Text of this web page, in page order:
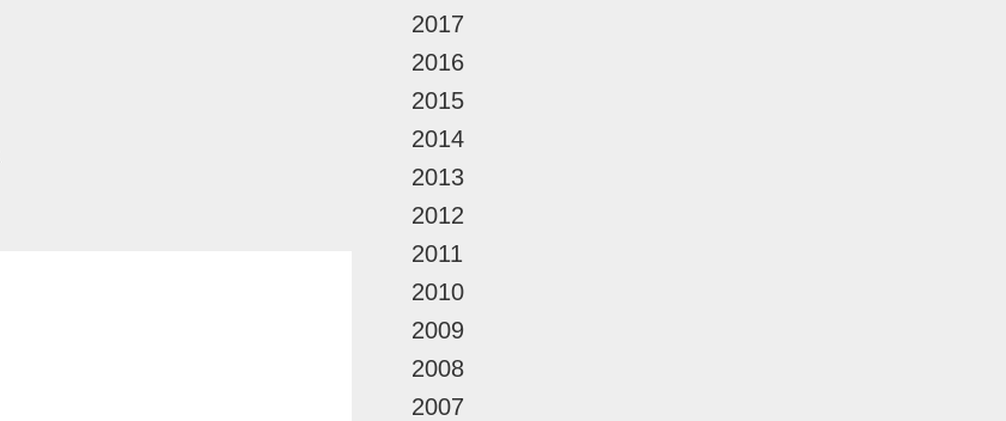
2017
2016
2015
2014
2013
2012
2011
2010
2009
2008
2007